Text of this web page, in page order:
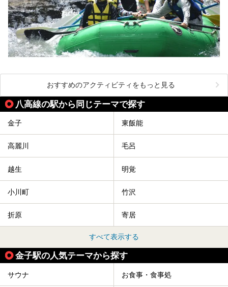
おすすめのアクティビティをもっと見る
八高線の駅から同じテーマで探す
金子 東飯能
高麗川 毛呂
越生 明覚
小川町 竹沢
折原 寄居
すべて表示する
金子駅の人気テーマから探す
サウナ お食事・食事処